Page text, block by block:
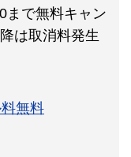
まで無料キャン
は取消料発生
無料